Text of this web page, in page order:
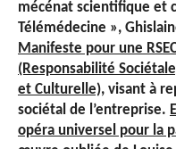
mécénat scientifique et
Télémédecine »,
Manifeste pour une
(Responsabilité
et Culturelle), visant à
sociétal de l’entreprise.
opéra universel pour la